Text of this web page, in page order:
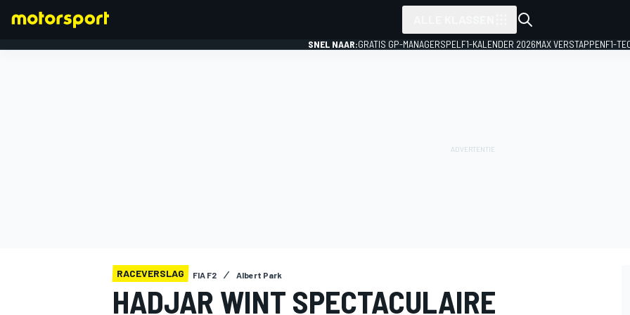
SNEL NAAR:GRATIS GP-MANAGERSPEL F1-KALENDER 2026MAX VERSTAPPENF1-
RACEVERSLAG FIA F2 Albert Park
HADJAR WINT SPECTACULAIRE